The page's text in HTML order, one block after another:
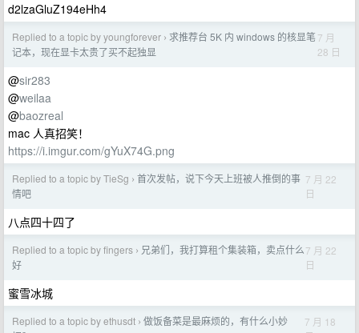
d2lzaGluZ194eHh4
Replied to a topic by youngforever › 求推荐台 5K 内 windows 的核显笔
记本，现在显卡太贵了买不起独显
7 月
28 日
@sir283
@weilaa
@baozreal
mac 人真招笑！
https://i.imgur.com/gYuX74G.png
Replied to a topic by TieSg › 首次发帖，说下今天上班被人推倒的事
情吧
7 月 22
日
八点四十四了
Replied to a topic by fingers › 兄弟们，我打算租个集装箱，卖点什么
好
7 月 22
日
蜜雪冰城
Replied to a topic by ethusdt › 做饭备菜是最麻烦的，有什么小妙
7 月 18